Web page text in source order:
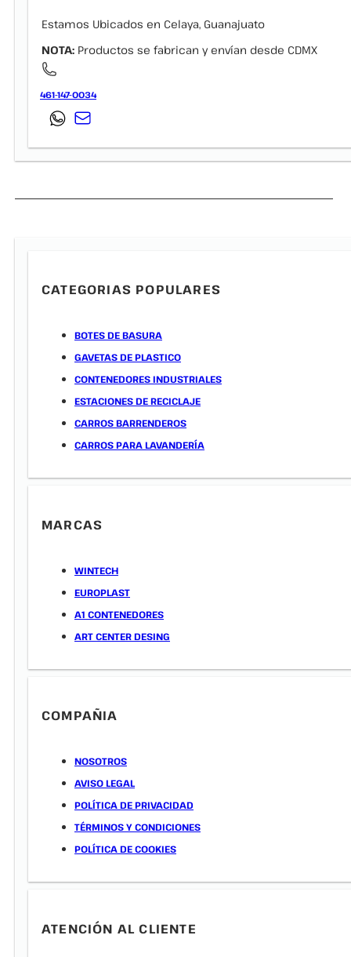
Estamos Ubicados en Celaya, Guanajuato
NOTA: Productos se fabrican y envían desde CDMX
461-147-0034
CATEGORIAS POPULARES
BOTES DE BASURA
GAVETAS DE PLASTICO
CONTENEDORES INDUSTRIALES
ESTACIONES DE RECICLAJE
CARROS BARRENDEROS
CARROS PARA LAVANDERÍA
MARCAS
WINTECH
EUROPLAST
A1 CONTENEDORES
ART CENTER DESING
COMPAÑIA
NOSOTROS
AVISO LEGAL
POLÍTICA DE PRIVACIDAD
TÉRMINOS Y CONDICIONES
POLÍTICA DE COOKIES
ATENCIÓN AL CLIENTE